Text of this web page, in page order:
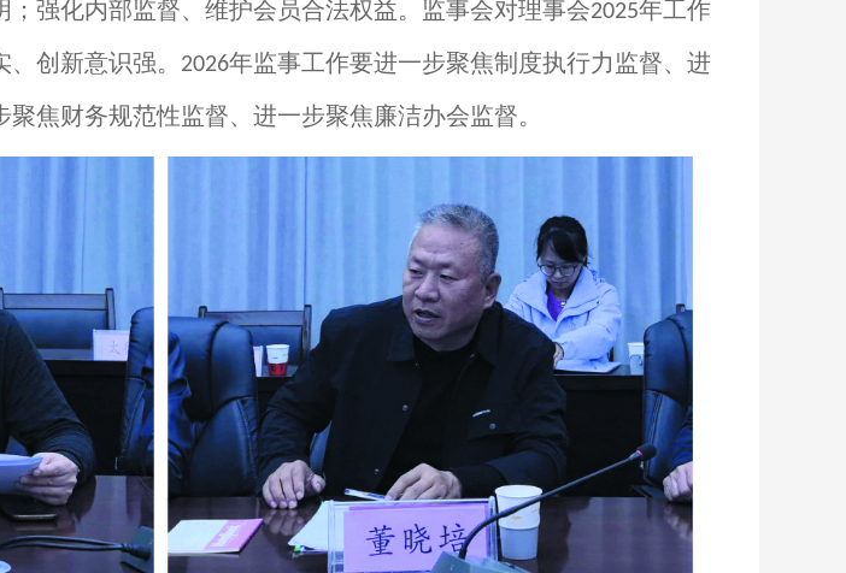
强化内部监督、维护会员合法权益。监事会对理事会2025年工作
创新意识强。 2026年监事工作要进一步聚焦制度执行力监督、进
焦财务规范性监督、进一步聚焦廉洁办会监督。